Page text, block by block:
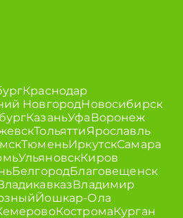
Краснодар
НовгородНовосибирск
КазаньУфаВоронеж
ТольяттиЯрославль
ТюменьИркутскСамара
УльяновскКиров
БелгородБлаговещенск
Владимир
Йошкар-Ола
КостромаКурган